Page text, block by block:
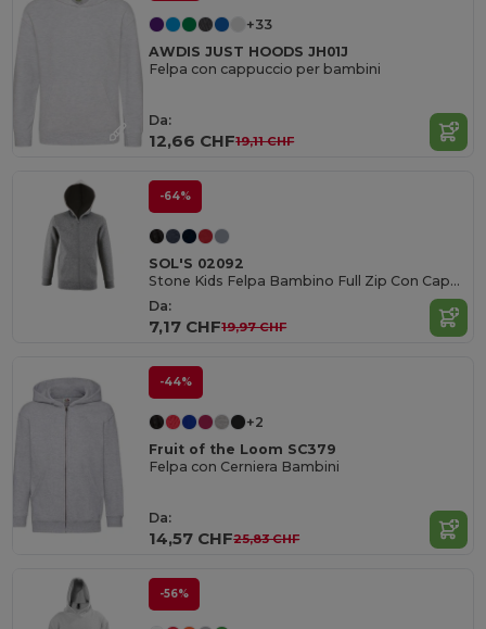
+33
AWDIS JUST HOODS JH01J
Felpa con cappuccio per bambini
Da:
12,66 CHF19,11 CHF
-64%
SOL'S 02092
Stone Kids Felpa Bambino Full Zip Con Cappuccio
Da:
7,17 CHF19,97 CHF
-44%
+2
Fruit of the Loom SC379
Felpa con Cerniera Bambini
Da:
14,57 CHF25,83 CHF
-56%